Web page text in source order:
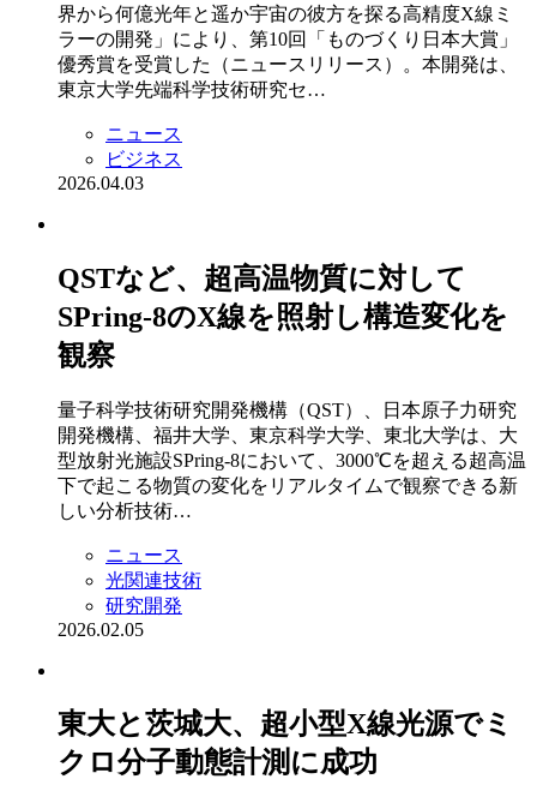
界から何億光年と遥か宇宙の彼方を探る高精度X線ミ
ラーの開発」により、第10回「ものづくり日本大賞」
優秀賞を受賞した（ニュースリリース）。本開発は、
東京大学先端科学技術研究セ…
ニュース
ビジネス
2026.04.03
QSTなど、超高温物質に対して
SPring-8のX線を照射し構造変化を
観察
量子科学技術研究開発機構（QST）、日本原子力研究
開発機構、福井大学、東京科学大学、東北大学は、大
型放射光施設SPring-8において、3000℃を超える超高温
下で起こる物質の変化をリアルタイムで観察できる新
しい分析技術…
ニュース
光関連技術
研究開発
2026.02.05
東大と茨城大、超小型X線光源でミ
クロ分子動態計測に成功